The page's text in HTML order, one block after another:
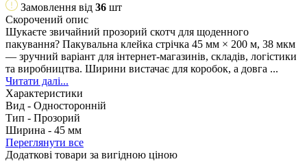
Замовлення від 36 шт
Скорочений опис
Шукаєте звичайний прозорий скотч для щоденного
пакування? Пакувальна клейка стрічка 45 мм × 200 м, 38 мкм
— зручний варіант для інтернет-магазинів, складів, логістики
та виробництва. Ширини вистачає для коробок, а довга ...
Читати далі...
Характеристики
Вид - Односторонній
Тип - Прозорий
Ширина - 45 мм
Переглянути все
Додаткові товари за вигідною ціною